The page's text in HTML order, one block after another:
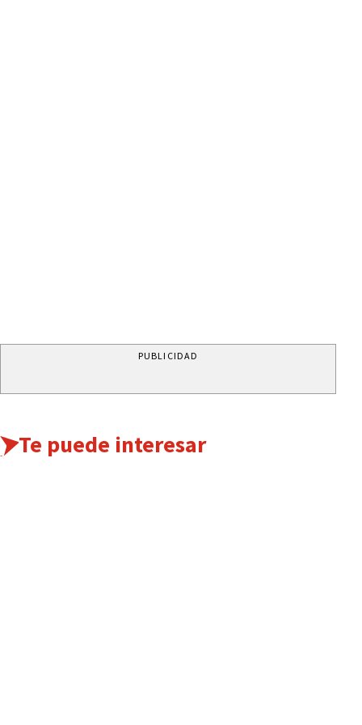
PUBLICIDAD
Te puede interesar